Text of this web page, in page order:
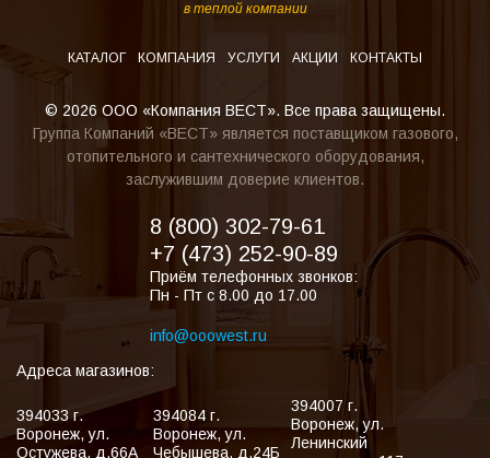
в теплой компании
КАТАЛОГ КОМПАНИЯ УСЛУГИ АКЦИИ КОНТАКТЫ
© 2026 ООО «Компания ВЕСТ». Все права защищены.
Группа Компаний «ВЕСТ» является поставщиком газового,
отопительного и сантехнического оборудования,
заслужившим доверие клиентов.
8 (800) 302-79-61
+7 (473) 252-90-89
Приём телефонных звонков:
Пн - Пт с 8.00 до 17.00
info@ooowest.ru
Адреса магазинов:
394033 г.
Воронеж,ул.
Остужева, д.66А
394084 г.
Воронеж,ул.
Чебышева, д.24Б
394007 г.
Воронеж,ул.
Ленинский